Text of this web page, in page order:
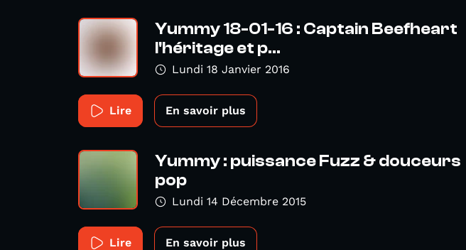
Yummy 18-01-16 : Captain Beefheart
l'héritage et p...
Lundi 18 Janvier 2016
Lire En savoir plus
Yummy : puissance Fuzz & douceurs
pop
Lundi 14 Décembre 2015
Lire En savoir plus